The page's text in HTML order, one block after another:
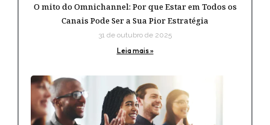
O mito do Omnichannel: Por que Estar em Todos os
Canais Pode Ser a Sua Pior Estratégia
31 de outubro de 2025
Leia mais »